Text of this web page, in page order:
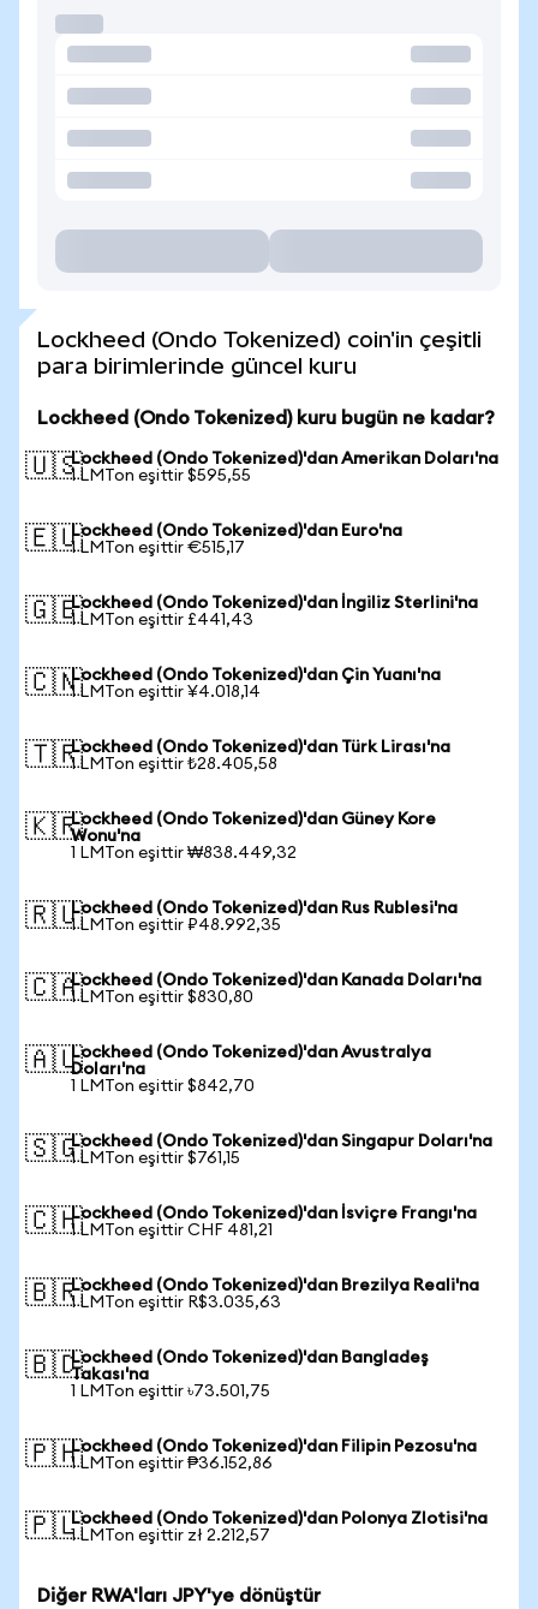
Lockheed (Ondo Tokenized) coin'in çeşitli
para birimlerinde güncel kuru
Lockheed (Ondo Tokenized) kuru bugün ne kadar?
🇺🇸Lockheed (Ondo Tokenized)'dan Amerikan Doları'na
1 LMTon eşittir $595,55
🇪🇺Lockheed (Ondo Tokenized)'dan Euro'na
1 LMTon eşittir €515,17
🇬🇧Lockheed (Ondo Tokenized)'dan İngiliz Sterlini'na
1 LMTon eşittir £441,43
🇨🇳Lockheed (Ondo Tokenized)'dan Çin Yuanı'na
1 LMTon eşittir ¥4.018,14
🇹🇷Lockheed (Ondo Tokenized)'dan Türk Lirası'na
1 LMTon eşittir ₺28.405,58
🇰🇷Lockheed (Ondo Tokenized)'dan Güney Kore
Wonu'na
1 LMTon eşittir ₩838.449,32
🇷🇺Lockheed (Ondo Tokenized)'dan Rus Rublesi'na
1 LMTon eşittir ₽48.992,35
🇨🇦Lockheed (Ondo Tokenized)'dan Kanada Doları'na
1 LMTon eşittir $830,80
🇦🇺Lockheed (Ondo Tokenized)'dan Avustralya
Doları'na
1 LMTon eşittir $842,70
🇸🇬Lockheed (Ondo Tokenized)'dan Singapur Doları'na
1 LMTon eşittir $761,15
🇨🇭Lockheed (Ondo Tokenized)'dan İsviçre Frangı'na
1 LMTon eşittir CHF 481,21
🇧🇷Lockheed (Ondo Tokenized)'dan Brezilya Reali'na
1 LMTon eşittir R$3.035,63
🇧🇩Lockheed (Ondo Tokenized)'dan Bangladeş
Takası'na
1 LMTon eşittir ৳73.501,75
🇵🇭Lockheed (Ondo Tokenized)'dan Filipin Pezosu'na
1 LMTon eşittir ₱36.152,86
🇵🇱Lockheed (Ondo Tokenized)'dan Polonya Zlotisi'na
1 LMTon eşittir zł 2.212,57
Diğer RWA'ları JPY'ye dönüştür